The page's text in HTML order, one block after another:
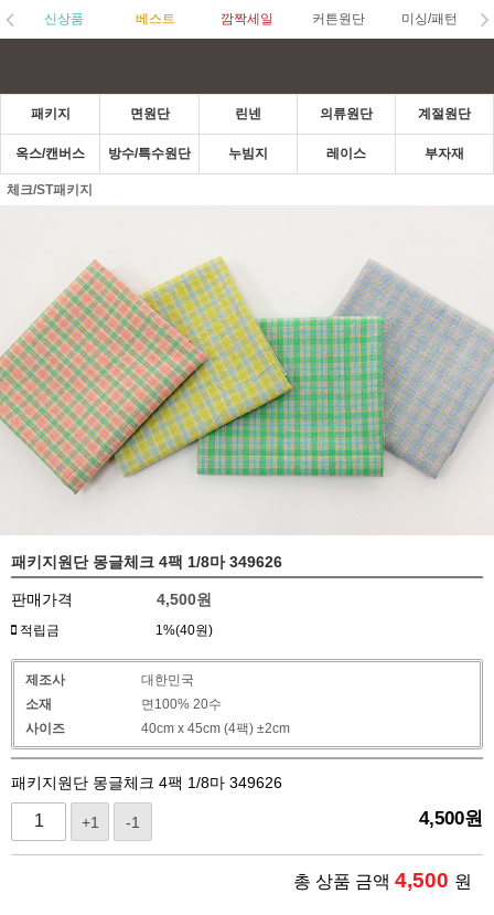
신상품 베스트 깜짝세일 커튼원단 미싱/패턴
패키지 면원단 린넨 의류원단 계절원단
옥스/캔버스 방수/특수원단 누빔지 레이스 부자재
체크/ST패키지
패키지원단 몽글체크 4팩 1/8마 349626
판매가격 4,500원
적립금 1%(40원)
제조사
대한민국
소재
면100% 20수
사이즈
40cm x 45cm (4팩) ±2cm
패키지원단 몽글체크 4팩 1/8마 349626
+1 -1 4,500원
총 상품 금액 4,500 원